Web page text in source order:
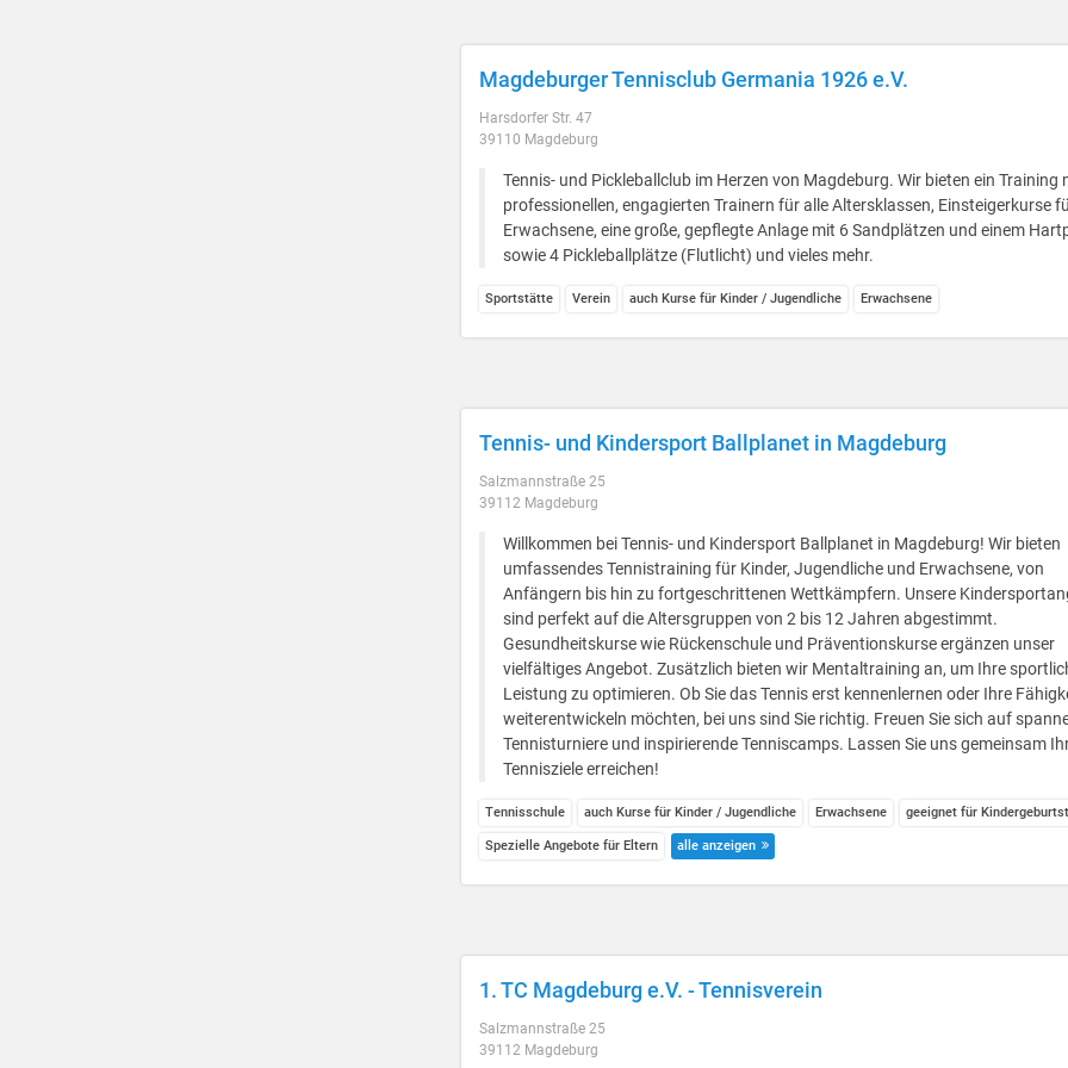
Magdeburger Tennisclub Germania 1926 e.V.
Harsdorfer Str. 47
39110 Magdeburg
Tennis- und Pickleballclub im Herzen von Magdeburg. Wir bieten ein Training
professionellen, engagierten Trainern für alle Altersklassen, Einsteigerkurse
Erwachsene, eine große, gepflegte Anlage mit 6 Sandplätzen und einem
sowie 4 Pickleballplätze (Flutlicht) und vieles mehr.
Sportstätte Verein auch Kurse für Kinder / Jugendliche Erwachsene
Tennis- und Kindersport Ballplanet in Magdeburg
Salzmannstraße 25
39112 Magdeburg
Willkommen bei Tennis- und Kindersport Ballplanet in Magdeburg! Wir bieten
umfassendes Tennistraining für Kinder, Jugendliche und Erwachsene, von
Anfängern bis hin zu fortgeschrittenen Wettkämpfern. Unsere
sind perfekt auf die Altersgruppen von 2 bis 12 Jahren abgestimmt.
Gesundheitskurse wie Rückenschule und Präventionskurse ergänzen unser
vielfältiges Angebot. Zusätzlich bieten wir Mentaltraining an, um Ihre
Leistung zu optimieren. Ob Sie das Tennis erst kennenlernen oder Ihre
weiterentwickeln möchten, bei uns sind Sie richtig. Freuen Sie sich auf
Tennisturniere und inspirierende Tenniscamps. Lassen Sie uns gemeinsam
Tennisziele erreichen!
Tennisschule auch Kurse für Kinder / Jugendliche Erwachsene geeignet für
Spezielle Angebote für Eltern alle anzeigen
1. TC Magdeburg e.V. - Tennisverein
Salzmannstraße 25
39112 Magdeburg